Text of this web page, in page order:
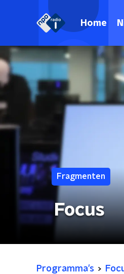
Home
Fragmenten
Focus
Programma's